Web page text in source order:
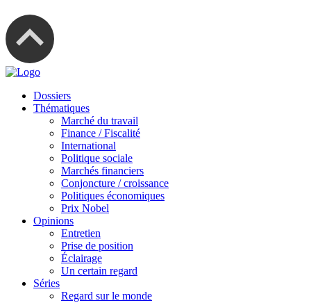
Dossiers
Thématiques
Marché du travail
Finance / Fiscalité
International
Politique sociale
Marchés financiers
Conjoncture / croissance
Politiques économiques
Prix Nobel
Opinions
Entretien
Prise de position
Éclairage
Un certain regard
Séries
Regard sur le monde